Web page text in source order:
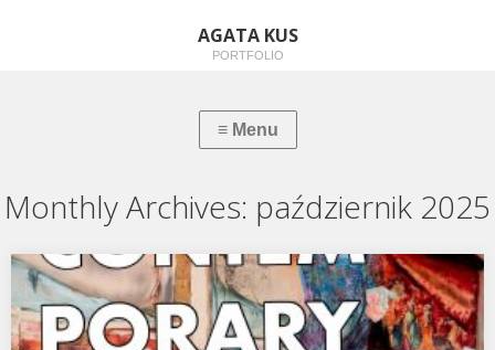
AGATA KUS
PORTFOLIO
Monthly Archives: październik 2025